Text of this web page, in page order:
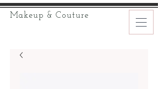
Makeup & Couture